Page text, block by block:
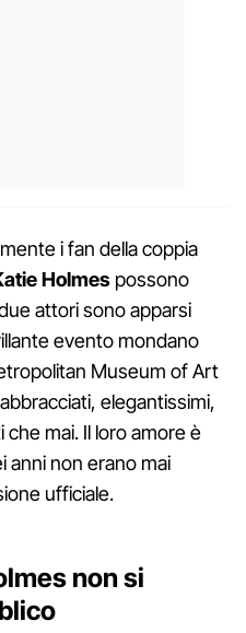
i fan della coppia
Holmes possono
attori sono apparsi
evento mondano
Museum of Art
elegantissimi,
mai. Il loro amore è
anni non erano mai
ufficiale.
non si